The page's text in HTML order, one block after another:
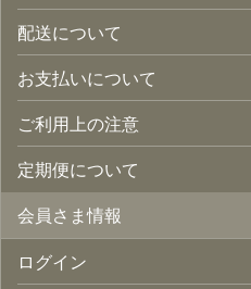
配送について
お支払いについて
ご利用上の注意
定期便について
会員さま情報
ログイン